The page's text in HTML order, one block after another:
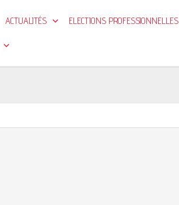
ACTUALITÉS ELECTIONS PROFESSIONNELLES